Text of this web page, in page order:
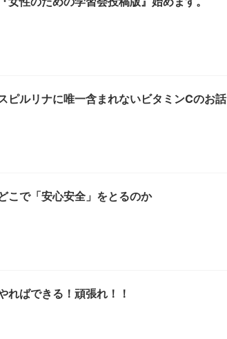
ピルリナに唯一含まれないビタミンCのお話
こで「安心安全」をとるのか
ればできる！頑張れ！！